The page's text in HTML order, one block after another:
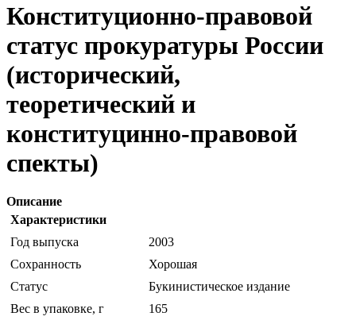
Конституционно-правовой
статус прокуратуры России
(исторический,
теоретический и
конституцинно-правовой
спекты)
Описание
Характеристики
Год выпуска
2003
Сохранность
Хорошая
Статус
Букинистическое издание
Вес в упаковке, г
165